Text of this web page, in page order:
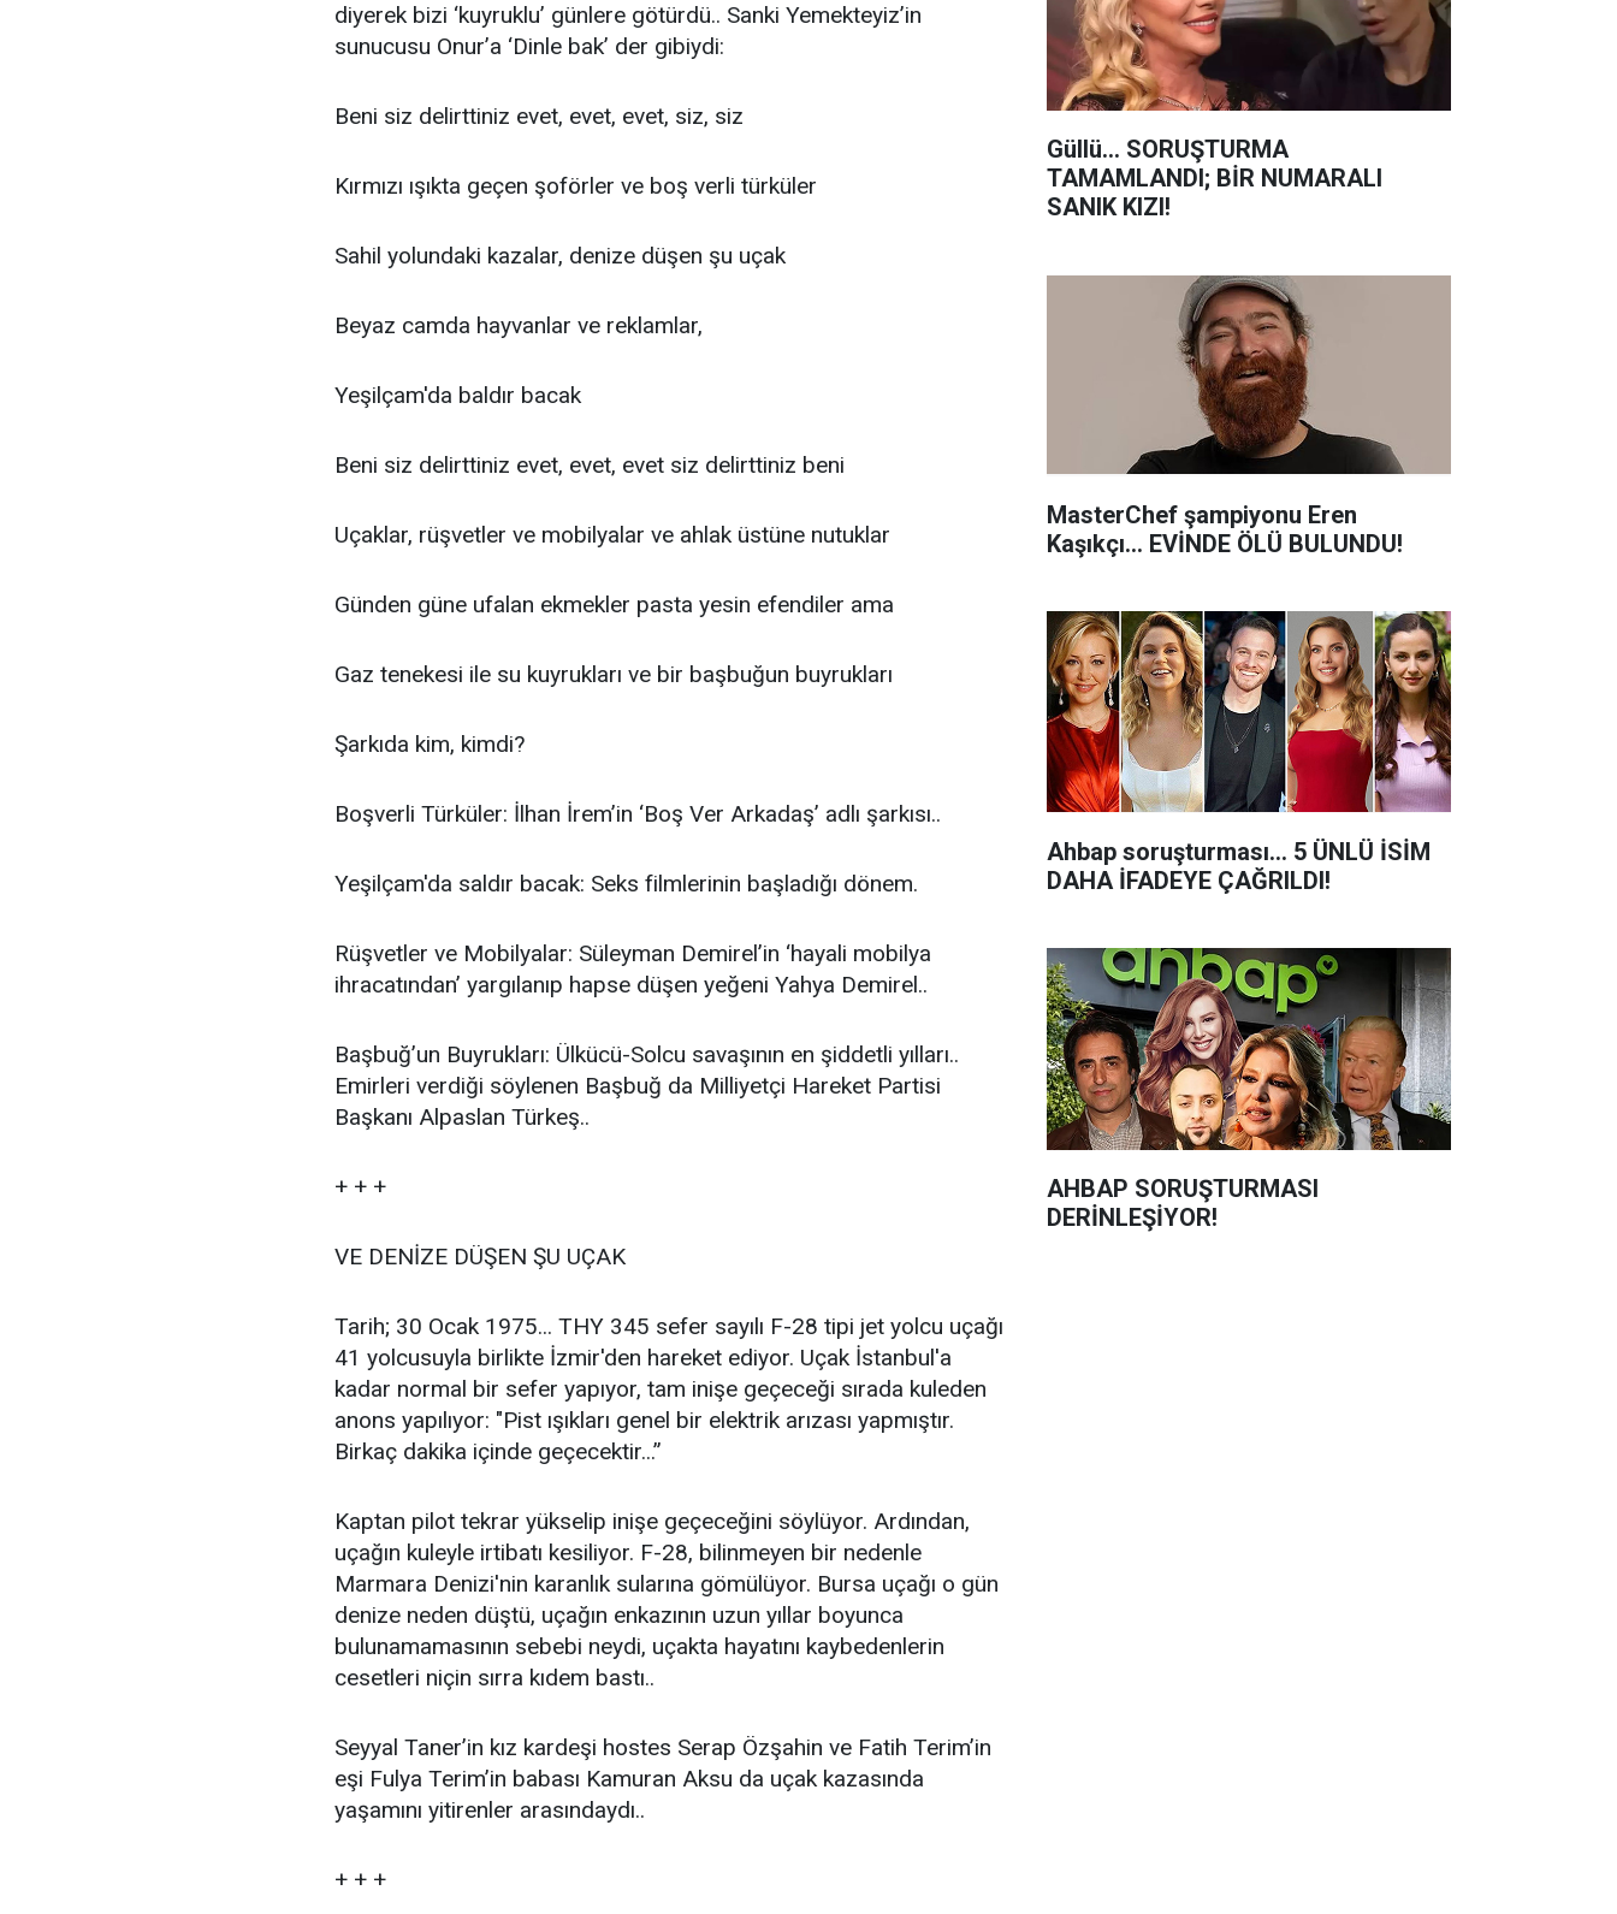
diyerek bizi ‘kuyruklu’ günlere götürdü.. Sanki Yemekteyiz’in
sunucusu Onur’a ‘Dinle bak’ der gibiydi:
Beni siz delirttiniz evet, evet, evet, siz, siz
Kırmızı ışıkta geçen şoförler ve boş verli türküler
Sahil yolundaki kazalar, denize düşen şu uçak
Beyaz camda hayvanlar ve reklamlar,
Yeşilçam'da baldır bacak
Beni siz delirttiniz evet, evet, evet siz delirttiniz beni
Uçaklar, rüşvetler ve mobilyalar ve ahlak üstüne nutuklar
Günden güne ufalan ekmekler pasta yesin efendiler ama
Gaz tenekesi ile su kuyrukları ve bir başbuğun buyrukları
Şarkıda kim, kimdi?
Boşverli Türküler: İlhan İrem’in ‘Boş Ver Arkadaş’ adlı şarkısı..
Yeşilçam'da saldır bacak: Seks filmlerinin başladığı dönem.
Rüşvetler ve Mobilyalar: Süleyman Demirel’in ‘hayali mobilya
ihracatından’ yargılanıp hapse düşen yeğeni Yahya Demirel..
Başbuğ’un Buyrukları: Ülkücü-Solcu savaşının en şiddetli yılları..
Emirleri verdiği söylenen Başbuğ da Milliyetçi Hareket Partisi
Başkanı Alpaslan Türkeş..
+ + +
VE DENİZE DÜŞEN ŞU UÇAK
Tarih; 30 Ocak 1975... THY 345 sefer sayılı F-28 tipi jet yolcu uçağı
41 yolcusuyla birlikte İzmir'den hareket ediyor. Uçak İstanbul'a
kadar normal bir sefer yapıyor, tam inişe geçeceği sırada kuleden
anons yapılıyor: "Pist ışıkları genel bir elektrik arızası yapmıştır.
Birkaç dakika içinde geçecektir...”
Kaptan pilot tekrar yükselip inişe geçeceğini söylüyor. Ardından,
uçağın kuleyle irtibatı kesiliyor. F-28, bilinmeyen bir nedenle
Marmara Denizi'nin karanlık sularına gömülüyor. Bursa uçağı o gün
denize neden düştü, uçağın enkazının uzun yıllar boyunca
bulunamamasının sebebi neydi, uçakta hayatını kaybedenlerin
cesetleri niçin sırra kıdem bastı..
Seyyal Taner’in kız kardeşi hostes Serap Özşahin ve Fatih Terim’in
eşi Fulya Terim’in babası Kamuran Aksu da uçak kazasında
yaşamını yitirenler arasındaydı..
+ + +
Güllü... SORUŞTURMA
TAMAMLANDI; BİR NUMARALI
SANIK KIZI!
MasterChef şampiyonu Eren
Kaşıkçı... EVİNDE ÖLÜ BULUNDU!
Ahbap soruşturması... 5 ÜNLÜ İSİM
DAHA İFADEYE ÇAĞRILDI!
AHBAP SORUŞTURMASI
DERİNLEŞİYOR!